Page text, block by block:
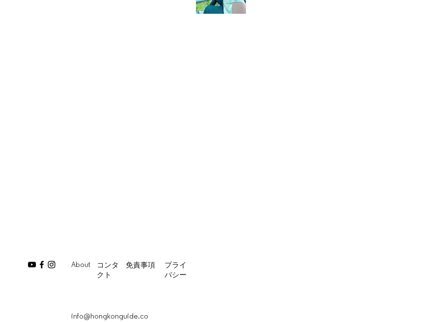
About
コンタ
クト
免責事項
プライ
バシー
info@hongkonguide.co